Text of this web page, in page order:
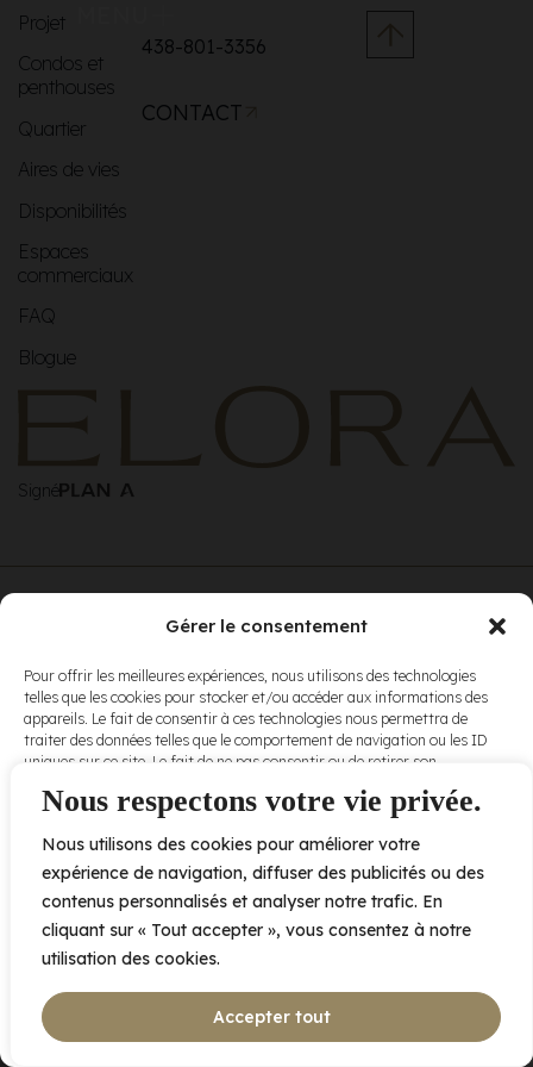
Nous respectons votre vie privée.
Nous utilisons des cookies pour améliorer votre
expérience de navigation, diffuser des publicités ou des
contenus personnalisés et analyser notre trafic. En
cliquant sur « Tout accepter », vous consentez à notre
utilisation des cookies.
Accepter tout
Gérer le consentement
Pour offrir les meilleures expériences, nous utilisons des technologies
telles que les cookies pour stocker et/ou accéder aux informations des
appareils. Le fait de consentir à ces technologies nous permettra de
traiter des données telles que le comportement de navigation ou les ID
uniques sur ce site. Le fait de ne pas consentir ou de retirer son
et fonctions.
Accepter
Refuser
Projet
Condos et
penthouses
Quartier
Aires de vies
Disponibilités
Espaces
commerciaux
FAQ
Blogue
438-801-3356
CONTACT
Signé
conditions
d’utilisationet
nospolitiques
de
confidentialité .
2005 av. de Bois-de-Boulogne, Laval QC H7N 0J7